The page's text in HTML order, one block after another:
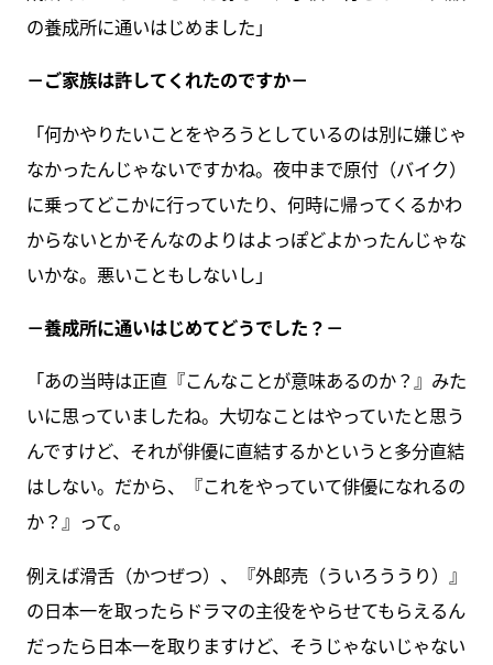
の養成所に通いはじめました」
－ご家族は許してくれたのですか－
「何かやりたいことをやろうとしているのは別に嫌じゃ
なかったんじゃないですかね。夜中まで原付（バイク）
に乗ってどこかに行っていたり、何時に帰ってくるかわ
からないとかそんなのよりはよっぽどよかったんじゃな
いかな。悪いこともしないし」
－養成所に通いはじめてどうでした？－
「あの当時は正直『こんなことが意味あるのか？』みた
いに思っていましたね。大切なことはやっていたと思う
んですけど、それが俳優に直結するかというと多分直結
はしない。だから、『これをやっていて俳優になれるの
か？』って。
例えば滑舌（かつぜつ）、『外郎売（ういろううり）』
の日本一を取ったらドラマの主役をやらせてもらえるん
だったら日本一を取りますけど、そうじゃないじゃない